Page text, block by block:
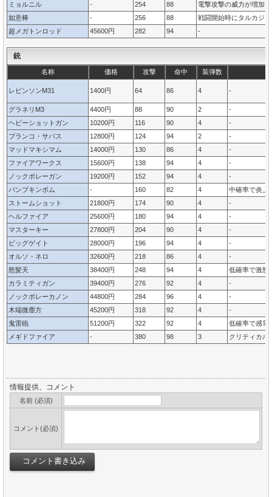
ミョルニル
- 254 88
電撃攻撃の威力が増加
如意棒
- 256 88
戦闘開始時にタルカジャ
超メガトンロッド
45600円 282 94 -
銃
名称 価格 攻撃 命中 装弾数
レビンソンM31 1400円 64 86 4 -
グラネリM3 4400円 88 90 2
-
ヘビーショットガン
10200円 116 90 4
-
ブランコ・サバス
12800円 124 94 2
-
マッドマキシマム
14000円 130 86 4
-
ファイアワークス
15600円 138 94 4
-
ノックボレーガン
19200円 152 94 4
-
パンプキンボム
- 160 82 4
中確率で炎上
ストームショット
21800円 174 90 4
-
ヘルファイア
25600円 180 94 4
-
マスターキー
27800円 204 90 4
-
ビッグゲイト
28000円 196 94 4
-
オルソ・ネロ
32600円 218 86 4
-
怒髪天
38400円 248 94 4
低確率で激怒
カラミティガン
39400円 276 92 4
-
ノックボレーカノン
44800円 284 96 4
-
木端微塵方
45200円 318 92 4
-
鬼雷砲
51200円 322 92 4
低確率で感電
メギドファイア
- 380 98 3 クリティカル
情報提供、コメント
名前 (必須)
コメント(必須)